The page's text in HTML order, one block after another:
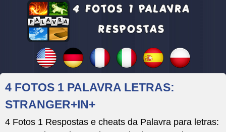
4 FOTOS 1 PALAVRA LETRAS:
STRANGER+IN+
4 Fotos 1 Respostas e cheats da Palavra para letras: